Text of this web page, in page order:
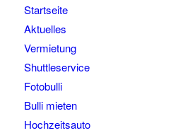
Startseite
Aktuelles
Vermietung
Shuttleservice
Fotobulli
Bulli mieten
Hochzeitsauto